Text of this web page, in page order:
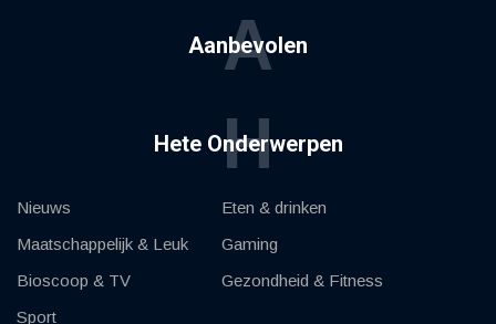
Aanbevolen
A
Hete Onderwerpen
H
Nieuws
Maatschappelijk & Leuk
Bioscoop & TV
Sport
Eten & drinken
Gaming
Gezondheid & Fitness